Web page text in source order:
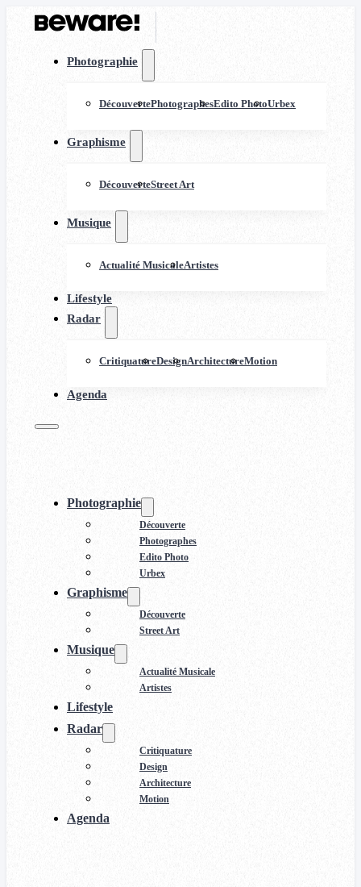
Photographie
DécouvertePhotographesEdito PhotoUrbex
Graphisme
DécouverteStreet Art
Musique
Actualité MusicaleArtistes
Lifestyle
Radar
CritiquatureDesignArchitectureMotion
Agenda
Photographie
Découverte
Photographes
Edito Photo
Urbex
Graphisme
Découverte
Street Art
Musique
Actualité Musicale
Artistes
Lifestyle
Radar
Critiquature
Design
Architecture
Motion
Agenda